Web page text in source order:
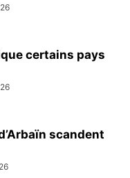
certains pays
scandent